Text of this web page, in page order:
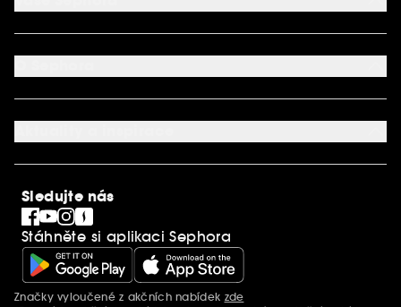
Kontaktujte nás
Mapa stránky
Můj účet
Aplikace SEPHORA
Nastavení souborů cookie
O společnosti Sephora
Kariéra
SEPHORiA
Blog Sephora
Singles´ Day
Black Friday
Cyber Monday
Vánoce
Sledujte nás
Stáhněte si aplikaci Sephora
Další informace
Značky vyloučené z akčních nabídek zde